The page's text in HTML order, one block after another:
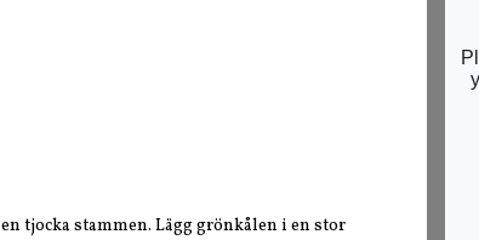
tjocka stammen. Lägg grönkålen i en stor